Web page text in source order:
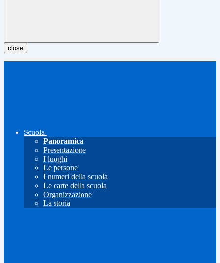
close
Scuola
Panoramica
Presentazione
I luoghi
Le persone
I numeri della scuola
Le carte della scuola
Organizzazione
La storia